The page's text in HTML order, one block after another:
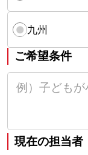
九州
ご希望条件
現在の担当者